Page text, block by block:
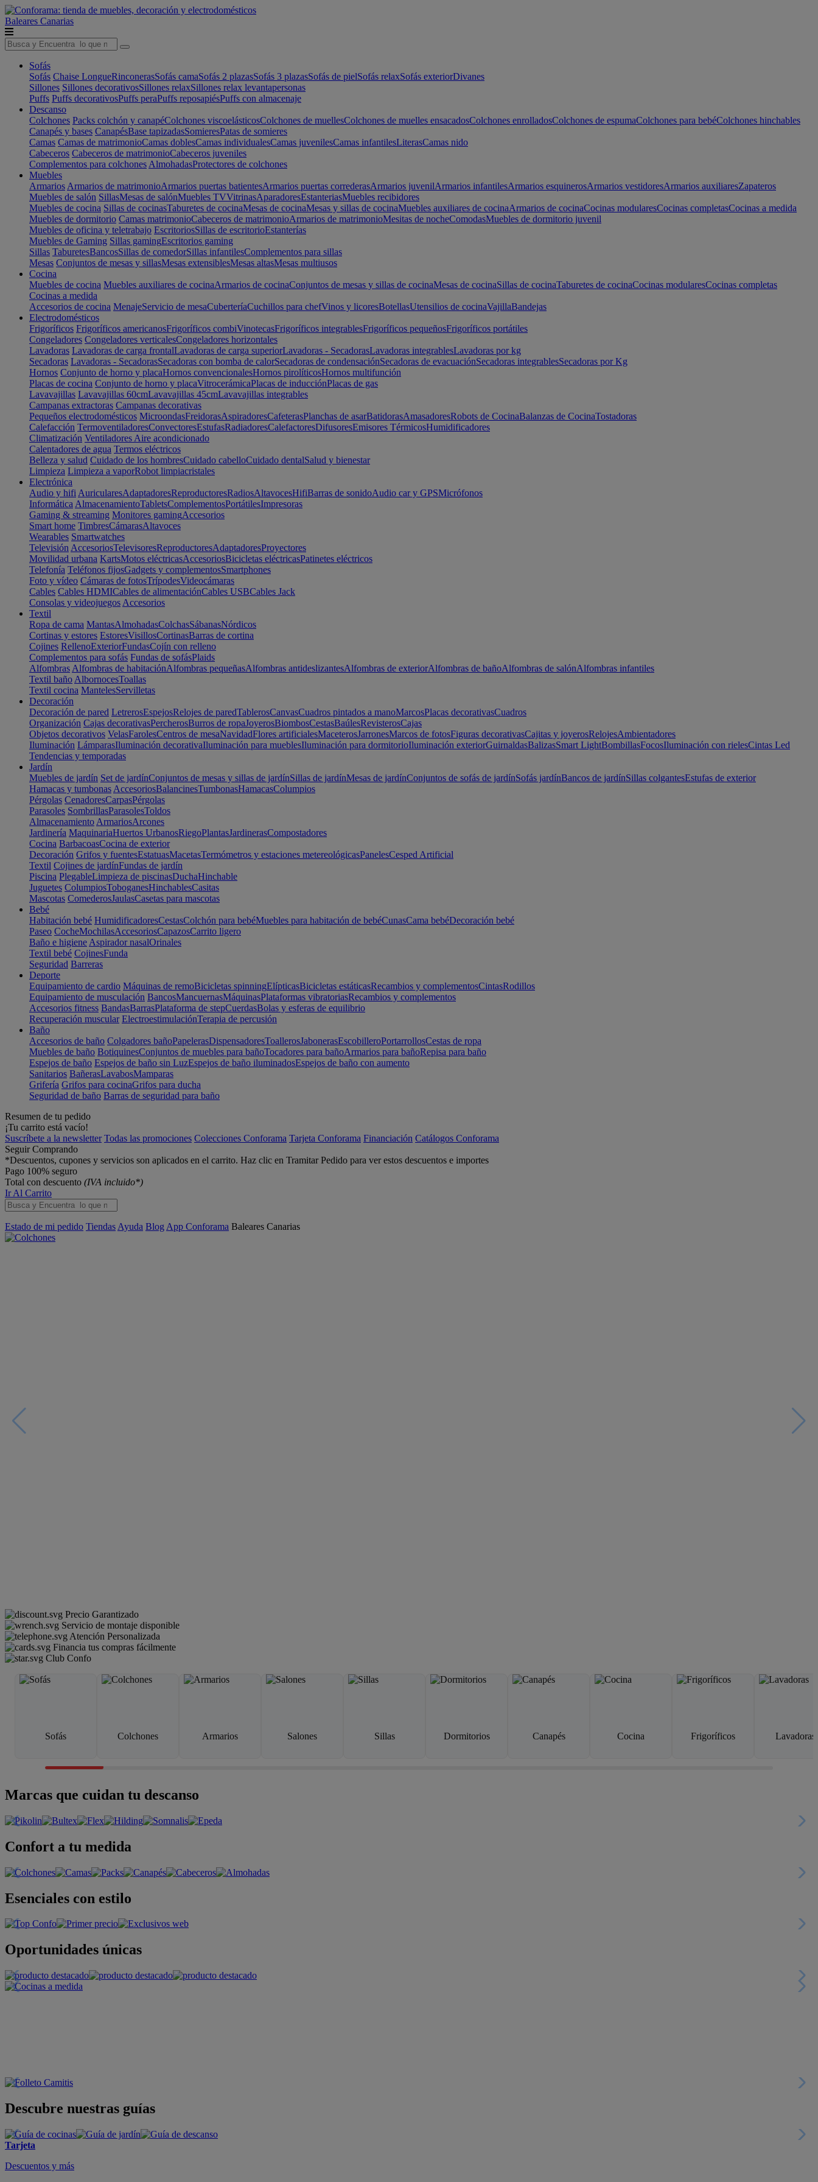
Baleares Canarias
Sofás
Sofás Chaise LongueRinconerasSofás camaSofás 2 plazasSofás 3 plazasSofás de pielSofás relaxSofás exteriorDivanes
Sillones Sillones decorativosSillones relaxSillones relax levantapersonas
Puffs Puffs decorativosPuffs peraPuffs reposapiésPuffs con almacenaje
Descanso
Colchones Packs colchón y canapéColchones viscoelásticosColchones de muellesColchones de muelles ensacadosColchones enrolladosColchones de espumaColchones para bebéColchones hinchables
Canapés y bases CanapésBase tapizadasSomieresPatas de somieres
Camas Camas de matrimonioCamas doblesCamas individualesCamas juvenilesCamas infantilesLiterasCamas nido
Cabeceros Cabeceros de matrimonioCabeceros juveniles
Complementos para colchones AlmohadasProtectores de colchones
Muebles
Armarios Armarios de matrimonioArmarios puertas batientesArmarios puertas correderasArmarios juvenilArmarios infantilesArmarios esquinerosArmarios vestidoresArmarios auxiliaresZapateros
Muebles de salón SillasMesas de salónMuebles TVVitrinasAparadoresEstanteriasMuebles recibidores
Muebles de cocina Sillas de cocinasTaburetes de cocinaMesas de cocinaMesas y sillas de cocinaMuebles auxiliares de cocinaArmarios de cocinaCocinas modularesCocinas completasCocinas a medida
Muebles de dormitorio Camas matrimonioCabeceros de matrimonioArmarios de matrimonioMesitas de nocheComodasMuebles de dormitorio juvenil
Muebles de oficina y teletrabajo EscritoriosSillas de escritorioEstanterías
Muebles de Gaming Sillas gamingEscritorios gaming
Sillas TaburetesBancosSillas de comedorSillas infantilesComplementos para sillas
Mesas Conjuntos de mesas y sillasMesas extensiblesMesas altasMesas multiusos
Cocina
Muebles de cocina Muebles auxiliares de cocinaArmarios de cocinaConjuntos de mesas y sillas de cocinaMesas de cocinaSillas de cocinaTaburetes de cocinaCocinas modularesCocinas completas
Cocinas a medida
Accesorios de cocina MenajeServicio de mesaCuberteríaCuchillos para chefVinos y licoresBotellasUtensilios de cocinaVajillaBandejas
Electrodomésticos
Frigoríficos Frigoríficos americanosFrigoríficos combiVinotecasFrigoríficos integrablesFrigoríficos pequeñosFrigoríficos portátiles
Congeladores Congeladores verticalesCongeladores horizontales
Lavadoras Lavadoras de carga frontalLavadoras de carga superiorLavadoras - SecadorasLavadoras integrablesLavadoras por kg
Secadoras Lavadoras - SecadorasSecadoras con bomba de calorSecadoras de condensaciónSecadoras de evacuaciónSecadoras integrablesSecadoras por Kg
Hornos Conjunto de horno y placaHornos convencionalesHornos pirolíticosHornos multifunción
Placas de cocina Conjunto de horno y placaVitrocerámicaPlacas de inducciónPlacas de gas
Lavavajillas Lavavajillas 60cmLavavajillas 45cmLavavajillas integrables
Campanas extractoras Campanas decorativas
Pequeños electrodomésticos MicroondasFreidorasAspiradoresCafeterasPlanchas de asarBatidorasAmasadoresRobots de CocinaBalanzas de CocinaTostadoras
Calefacción TermoventiladoresConvectoresEstufasRadiadoresCalefactoresDifusoresEmisores TérmicosHumidificadores
Climatización Ventiladores Aire acondicionado
Calentadores de agua Termos eléctricos
Belleza y salud Cuidado de los hombresCuidado cabelloCuidado dentalSalud y bienestar
Limpieza Limpieza a vaporRobot limpiacristales
Electrónica
Audio y hifi AuricularesAdaptadoresReproductoresRadiosAltavocesHifiBarras de sonidoAudio car y GPSMicrófonos
Informática AlmacenamientoTabletsComplementosPortátilesImpresoras
Gaming & streaming Monitores gamingAccesorios
Smart home TimbresCámarasAltavoces
Wearables Smartwatches
Televisión AccesoriosTelevisoresReproductoresAdaptadoresProyectores
Movilidad urbana KartsMotos eléctricasAccesoriosBicicletas eléctricasPatinetes eléctricos
Telefonía Teléfonos fijosGadgets y complementosSmartphones
Foto y vídeo Cámaras de fotosTrípodesVideocámaras
Cables Cables HDMICables de alimentaciónCables USBCables Jack
Consolas y videojuegos Accesorios
Textil
Ropa de cama MantasAlmohadasColchasSábanasNórdicos
Cortinas y estores EstoresVisillosCortinasBarras de cortina
Cojines RellenoExteriorFundasCojín con relleno
Complementos para sofás Fundas de sofásPlaids
Alfombras Alfombras de habitaciónAlfombras pequeñasAlfombras antideslizantesAlfombras de exteriorAlfombras de bañoAlfombras de salónAlfombras infantiles
Textil baño AlbornocesToallas
Textil cocina MantelesServilletas
Decoración
Decoración de pared LetrerosEspejosRelojes de paredTablerosCanvasCuadros pintados a manoMarcosPlacas decorativasCuadros
Organización Cajas decorativasPercherosBurros de ropaJoyerosBiombosCestasBaúlesRevisterosCajas
Objetos decorativos VelasFarolesCentros de mesaNavidadFlores artificialesMaceterosJarronesMarcos de fotosFiguras decorativasCajitas y joyerosRelojesAmbientadores
Iluminación LámparasIluminación decorativaIluminación para mueblesIluminación para dormitorioIluminación exteriorGuirnaldasBalizasSmart LightBombillasFocosIluminación con rielesCintas Led
Tendencias y temporadas
Jardín
Muebles de jardín Set de jardínConjuntos de mesas y sillas de jardínSillas de jardínMesas de jardínConjuntos de sofás de jardínSofás jardínBancos de jardínSillas colgantesEstufas de exterior
Hamacas y tumbonas AccesoriosBalancinesTumbonasHamacasColumpios
Pérgolas CenadoresCarpasPérgolas
Parasoles SombrillasParasolesToldos
Almacenamiento ArmariosArcones
Jardinería MaquinariaHuertos UrbanosRiegoPlantasJardinerasCompostadores
Cocina BarbacoasCocina de exterior
Decoración Grifos y fuentesEstatuasMacetasTermómetros y estaciones metereológicasPanelesCesped Artificial
Textil Cojines de jardínFundas de jardín
Piscina PlegableLimpieza de piscinasDuchaHinchable
Juguetes ColumpiosToboganesHinchablesCasitas
Mascotas ComederosJaulasCasetas para mascotas
Bebé
Habitación bebé HumidificadoresCestasColchón para bebéMuebles para habitación de bebéCunasCama bebéDecoración bebé
Paseo CocheMochilasAccesoriosCapazosCarrito ligero
Baño e higiene Aspirador nasalOrinales
Textil bebé CojinesFunda
Seguridad Barreras
Deporte
Equipamiento de cardio Máquinas de remoBicicletas spinningElípticasBicicletas estáticasRecambios y complementosCintasRodillos
Equipamiento de musculación BancosMancuernasMáquinasPlataformas vibratoriasRecambios y complementos
Accesorios fitness BandasBarrasPlataforma de stepCuerdasBolas y esferas de equilibrio
Recuperación muscular ElectroestimulaciónTerapia de percusión
Baño
Accesorios de baño Colgadores bañoPapelerasDispensadoresToallerosJabonerasEscobilleroPortarrollosCestas de ropa
Muebles de baño BotiquinesConjuntos de muebles para bañoTocadores para bañoArmarios para bañoRepisa para baño
Espejos de baño Espejos de baño sin LuzEspejos de baño iluminadosEspejos de baño con aumento
Sanitarios BañerasLavabosMamparas
Grifería Grifos para cocinaGrifos para ducha
Seguridad de baño Barras de seguridad para baño
Resumen de tu pedido
¡Tu carrito está vacío!
Suscríbete a la newsletter Todas las promociones Colecciones Conforama Tarjeta Conforama Financiación Catálogos Conforama
Seguir Comprando
*Descuentos, cupones y servicios son aplicados en el carrito. Haz clic en Tramitar Pedido para ver estos descuentos e importes
Pago 100% seguro
Total con descuento (IVA incluido*)
Ir Al Carrito
Estado de mi pedido Tiendas Ayuda Blog App Conforama Baleares Canarias
Precio Garantizado
Servicio de montaje disponible
Atención Personalizada
Financia tus compras fácilmente
Club Confo
Sofás Colchones Armarios Salones Sillas Dormitorios Canapés Cocina Frigoríficos Lavadoras
Marcas que cuidan tu descanso
Confort a tu medida
Esenciales con estilo
Oportunidades únicas
Descubre nuestras guías
Tarjeta
Descuentos y más